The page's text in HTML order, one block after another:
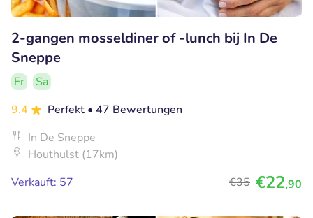
2-gangen mosseldiner of -lunch bij In De
Sneppe
Fr
Sa
9.4
Perfekt • 47 Bewertungen
In De Sneppe
Houthulst (17km)
Verkauft: 57
€35 €22,90